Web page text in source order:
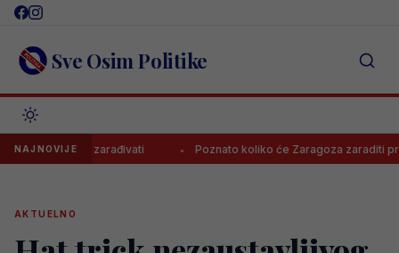
Skip
content Sve Osim Politike
NAJNOVIJE
će zarađivati Poznato koliko će Zaragoza zaraditi prodajom
AKTUELNO